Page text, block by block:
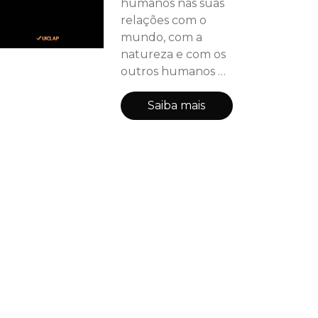
humanos nas suas
relações com o
mundo, com a
natureza e com os
outros humanos de
acordo com a
'Antropologia
Filosófica'
Saiba mais